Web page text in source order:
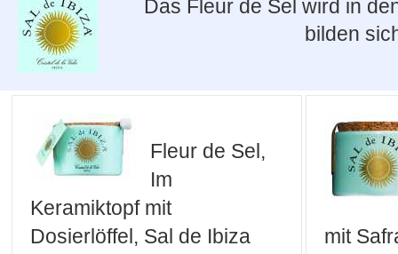
Das Fleur de Sel wird in
bilden
Fleur de Sel,
Im
Keramiktopf mit
Dosierlöffel, Sal de Ibiza
mit